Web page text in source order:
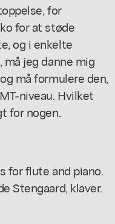
for
for at støde
og i enkelte
jeg danne mig
må formulere den,
niveau. Hvilket
for nogen.
for flute and piano.
Stengaard, klaver.